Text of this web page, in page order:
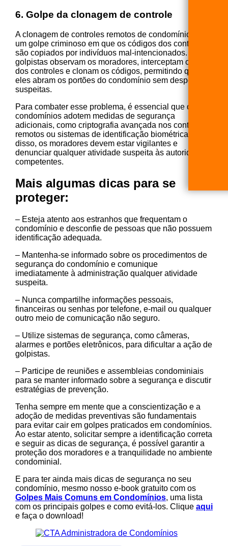
6. Golpe da clonagem de controle
A clonagem de controles remotos de condomínios é
um golpe criminoso em que os códigos dos controles
são copiados por indivíduos mal-intencionados. Esses
golpistas observam os moradores, interceptam o sinal
dos controles e clonam os códigos, permitindo que
eles abram os portões do condomínio sem despertar
suspeitas.
Para combater esse problema, é essencial que os
condomínios adotem medidas de segurança
adicionais, como criptografia avançada nos controles
remotos ou sistemas de identificação biométrica. Além
disso, os moradores devem estar vigilantes e
denunciar qualquer atividade suspeita às autoridades
competentes.
Mais algumas dicas para se
proteger:
– Esteja atento aos estranhos que frequentam o
condomínio e desconfie de pessoas que não possuem
identificação adequada.
– Mantenha-se informado sobre os procedimentos de
segurança do condomínio e comunique
imediatamente à administração qualquer atividade
suspeita.
– Nunca compartilhe informações pessoais,
financeiras ou senhas por telefone, e-mail ou qualquer
outro meio de comunicação não seguro.
– Utilize sistemas de segurança, como câmeras,
alarmes e portões eletrônicos, para dificultar a ação de
golpistas.
– Participe de reuniões e assembleias condominiais
para se manter informado sobre a segurança e discutir
estratégias de prevenção.
Tenha sempre em mente que a conscientização e a
adoção de medidas preventivas são fundamentais
para evitar cair em golpes praticados em condomínios.
Ao estar atento, solicitar sempre a identificação correta
e seguir as dicas de segurança, é possível garantir a
proteção dos moradores e a tranquilidade no ambiente
condominial.
E para ter ainda mais dicas de segurança no seu
condomínio, mesmo nosso e-book gratuito com os
Golpes Mais Comuns em Condomínios, uma lista
com os principais golpes e como evitá-los. Clique aqui
e faça o download!